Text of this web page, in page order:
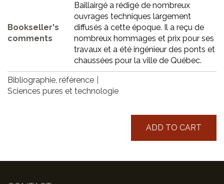
Bookseller's
comments
Baillairgé a rédigé de nombreux
ouvrages techniques largement
diffusés à cette époque. Il a reçu de
nombreux hommages et prix pour ses
travaux et a été ingénieur des ponts et
chaussées pour la ville de Québec.
Bibliographie, référence
Sciences pures et technologie
ADD TO CART